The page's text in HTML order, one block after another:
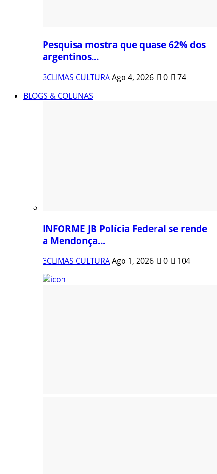
Pesquisa mostra que quase 62% dos
argentinos...
3CLIMAS CULTURAAgo 4, 2026 0
74
BLOGS & COLUNAS
INFORME JB Polícia Federal se rende
a Mendonça...
3CLIMAS CULTURAAgo 1, 2026 0 104